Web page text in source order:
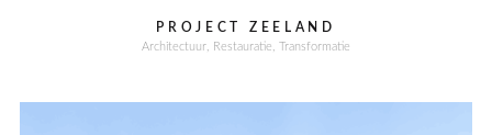
PROJECT ZEELAND
Architectuur Restauratie Transformatie